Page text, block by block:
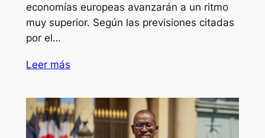
economías europeas avanzarán a un ritmo
muy superior. Según las previsiones citadas
por el…
Leer más